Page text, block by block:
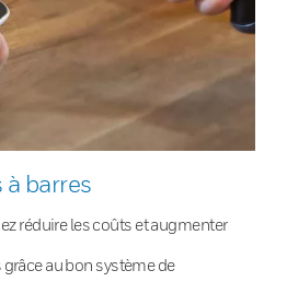
barres
réduire les coûts et augmenter
grâce au bon système de